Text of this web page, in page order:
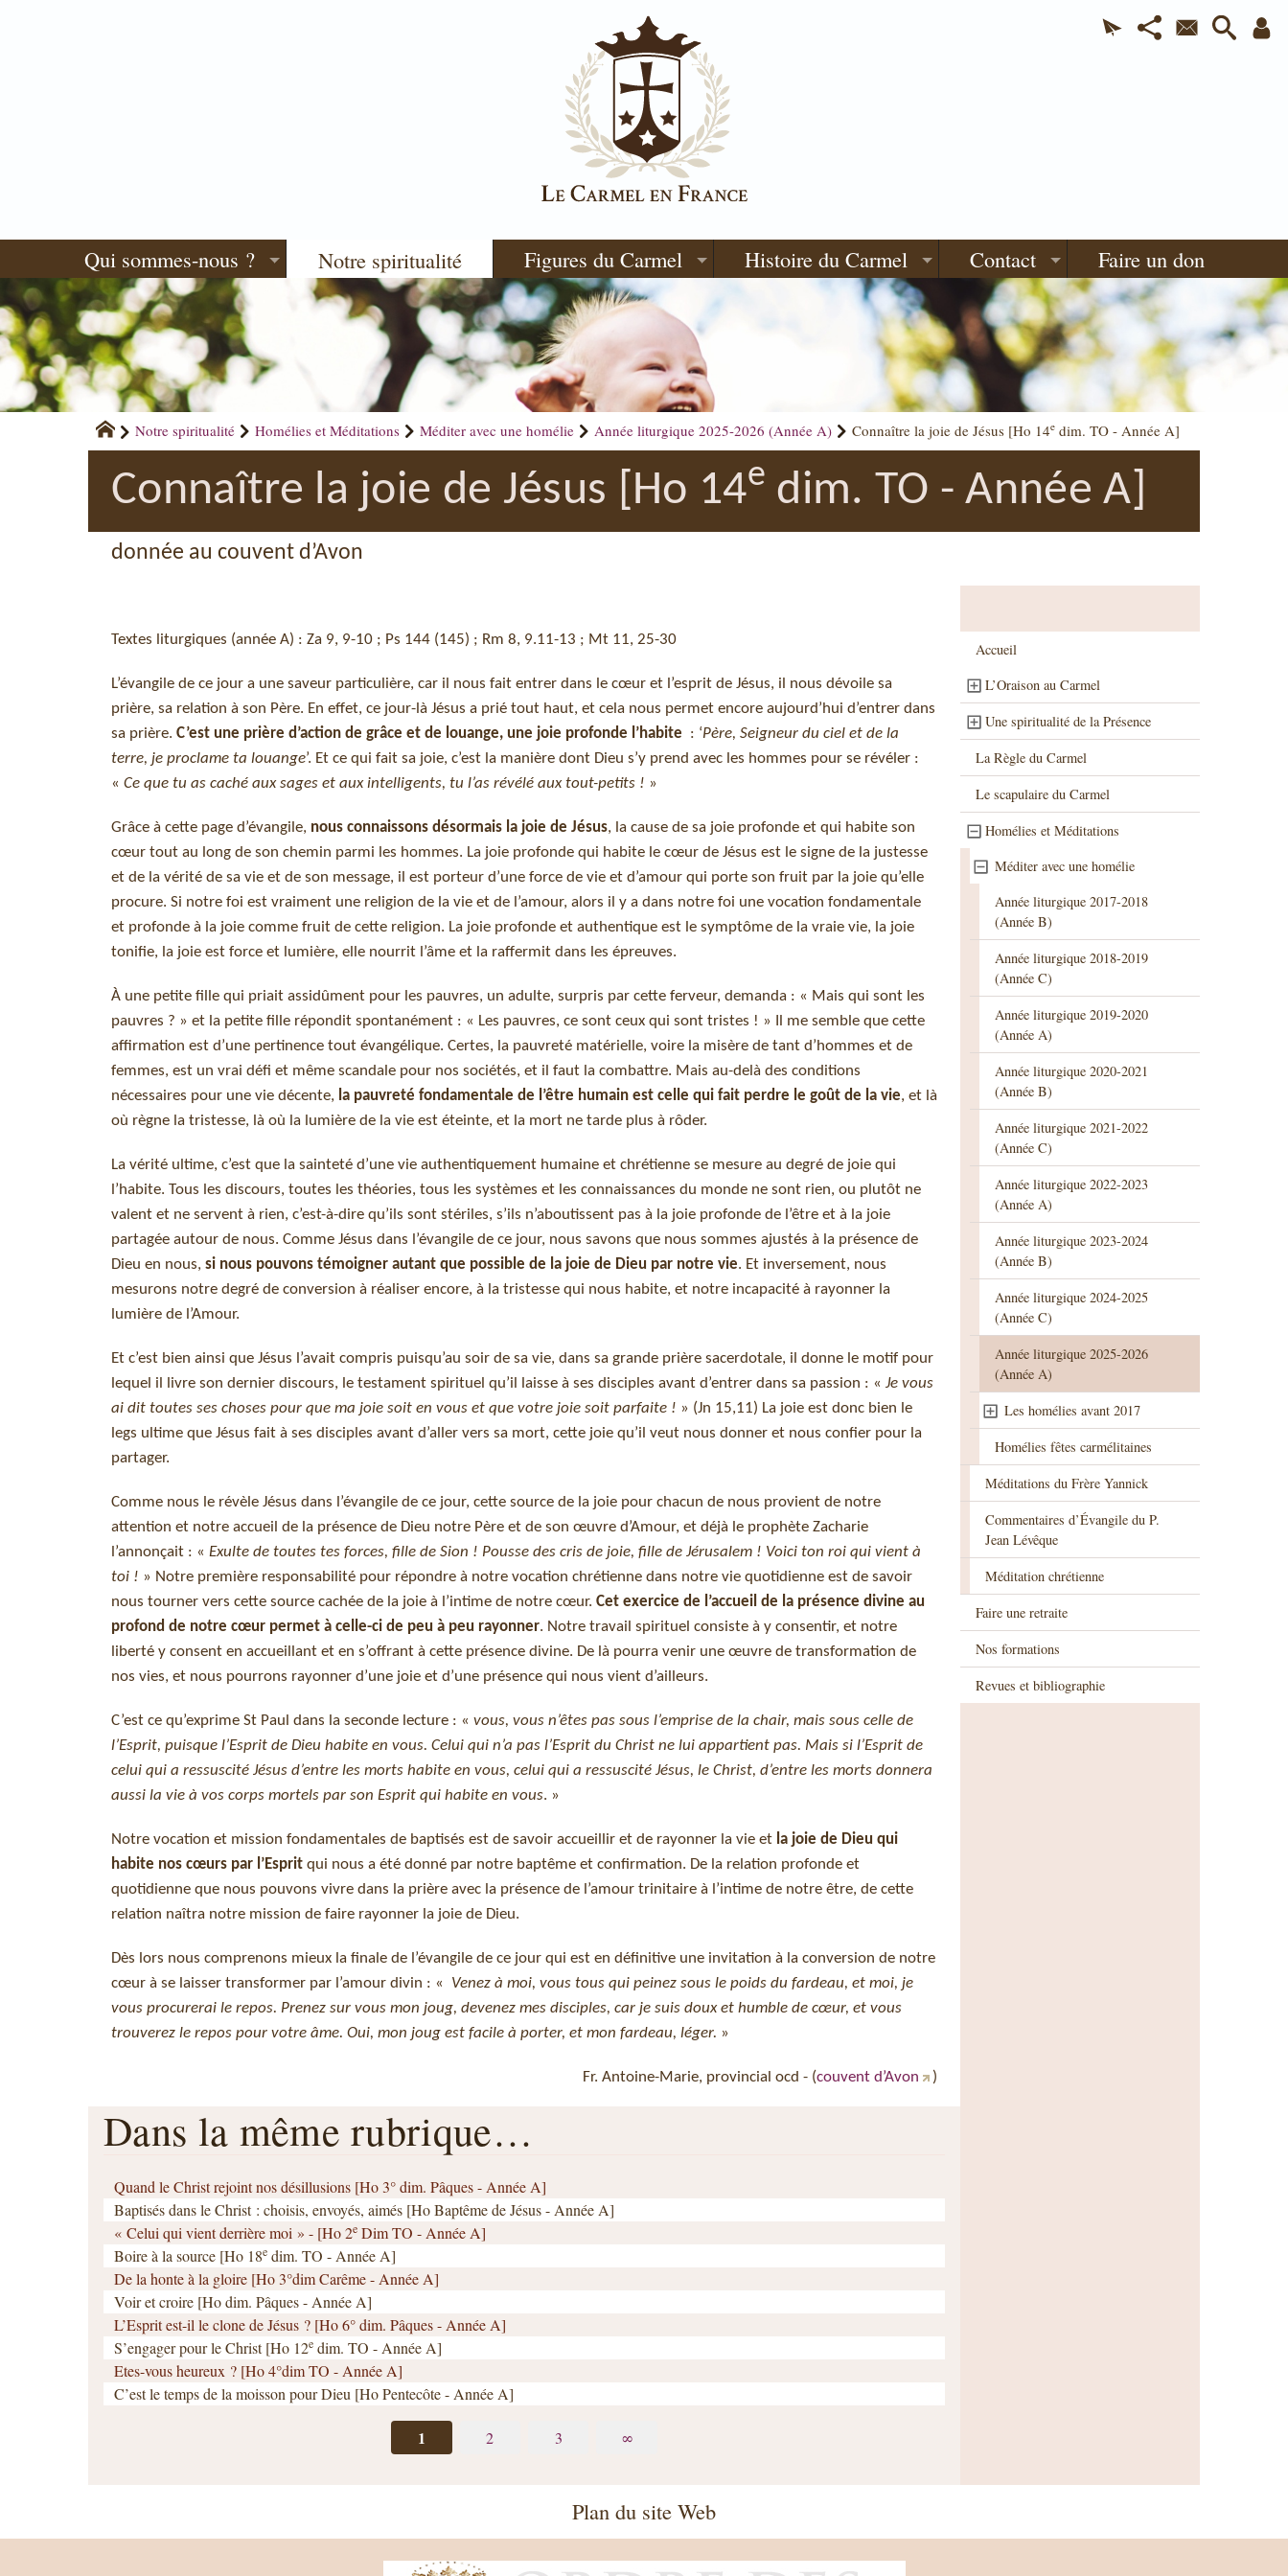
Qui sommes-nous ? Notre spiritualité Figures du Carmel Histoire du Carmel Contact Faire un don
Notre spiritualité Homélies et Méditations Méditer avec une homélie Année liturgique 2025-2026 (Année A) Connaître la joie de Jésus [Ho 14e dim. TO - Année A]
Connaître la joie de Jésus [Ho 14e dim. TO - Année A]
donnée au couvent d’Avon
Textes liturgiques (année A) : Za 9, 9-10 ; Ps 144 (145) ; Rm 8, 9.11-13 ; Mt 11, 25-30
L’évangile de ce jour a une saveur particulière, car il nous fait entrer dans le cœur et l’esprit de Jésus, il nous dévoile sa
prière, sa relation à son Père. En effet, ce jour-là Jésus a prié tout haut, et cela nous permet encore aujourd’hui d’entrer dans
sa prière. C’est une prière d’action de grâce et de louange, une joie profonde l’habite : ‘Père, Seigneur du ciel et de la
terre, je proclame ta louange’. Et ce qui fait sa joie, c’est la manière dont Dieu s’y prend avec les hommes pour se révéler :
« Ce que tu as caché aux sages et aux intelligents, tu l’as révélé aux tout-petits ! »
Grâce à cette page d’évangile, nous connaissons désormais la joie de Jésus, la cause de sa joie profonde et qui habite son
cœur tout au long de son chemin parmi les hommes. La joie profonde qui habite le cœur de Jésus est le signe de la justesse
et de la vérité de sa vie et de son message, il est porteur d’une force de vie et d’amour qui porte son fruit par la joie qu’elle
procure. Si notre foi est vraiment une religion de la vie et de l’amour, alors il y a dans notre foi une vocation fondamentale
et profonde à la joie comme fruit de cette religion. La joie profonde et authentique est le symptôme de la vraie vie, la joie
tonifie, la joie est force et lumière, elle nourrit l’âme et la raffermit dans les épreuves.
À une petite fille qui priait assidûment pour les pauvres, un adulte, surpris par cette ferveur, demanda : « Mais qui sont les
pauvres ? » et la petite fille répondit spontanément : « Les pauvres, ce sont ceux qui sont tristes ! » Il me semble que cette
affirmation est d’une pertinence tout évangélique. Certes, la pauvreté matérielle, voire la misère de tant d’hommes et de
femmes, est un vrai défi et même scandale pour nos sociétés, et il faut la combattre. Mais au-delà des conditions
nécessaires pour une vie décente, la pauvreté fondamentale de l’être humain est celle qui fait perdre le goût de la vie, et là
où règne la tristesse, là où la lumière de la vie est éteinte, et la mort ne tarde plus à rôder.
La vérité ultime, c’est que la sainteté d’une vie authentiquement humaine et chrétienne se mesure au degré de joie qui
l’habite. Tous les discours, toutes les théories, tous les systèmes et les connaissances du monde ne sont rien, ou plutôt ne
valent et ne servent à rien, c’est-à-dire qu’ils sont stériles, s’ils n’aboutissent pas à la joie profonde de l’être et à la joie
partagée autour de nous. Comme Jésus dans l’évangile de ce jour, nous savons que nous sommes ajustés à la présence de
Dieu en nous, si nous pouvons témoigner autant que possible de la joie de Dieu par notre vie. Et inversement, nous
mesurons notre degré de conversion à réaliser encore, à la tristesse qui nous habite, et notre incapacité à rayonner la
lumière de l’Amour.
Et c’est bien ainsi que Jésus l’avait compris puisqu’au soir de sa vie, dans sa grande prière sacerdotale, il donne le motif pour
lequel il livre son dernier discours, le testament spirituel qu’il laisse à ses disciples avant d’entrer dans sa passion : « Je vous
ai dit toutes ses choses pour que ma joie soit en vous et que votre joie soit parfaite ! » (Jn 15,11) La joie est donc bien le
legs ultime que Jésus fait à ses disciples avant d’aller vers sa mort, cette joie qu’il veut nous donner et nous confier pour la
partager.
Comme nous le révèle Jésus dans l’évangile de ce jour, cette source de la joie pour chacun de nous provient de notre
attention et notre accueil de la présence de Dieu notre Père et de son œuvre d’Amour, et déjà le prophète Zacharie
l’annonçait : « Exulte de toutes tes forces, fille de Sion ! Pousse des cris de joie, fille de Jérusalem ! Voici ton roi qui vient à
toi ! » Notre première responsabilité pour répondre à notre vocation chrétienne dans notre vie quotidienne est de savoir
nous tourner vers cette source cachée de la joie à l’intime de notre cœur. Cet exercice de l’accueil de la présence divine au
profond de notre cœur permet à celle-ci de peu à peu rayonner. Notre travail spirituel consiste à y consentir, et notre
liberté y consent en accueillant et en s’offrant à cette présence divine. De là pourra venir une œuvre de transformation de
nos vies, et nous pourrons rayonner d’une joie et d’une présence qui nous vient d’ailleurs.
C’est ce qu’exprime St Paul dans la seconde lecture : « vous, vous n’êtes pas sous l’emprise de la chair, mais sous celle de
l’Esprit, puisque l’Esprit de Dieu habite en vous. Celui qui n’a pas l’Esprit du Christ ne lui appartient pas. Mais si l’Esprit de
celui qui a ressuscité Jésus d’entre les morts habite en vous, celui qui a ressuscité Jésus, le Christ, d’entre les morts donnera
aussi la vie à vos corps mortels par son Esprit qui habite en vous. »
Notre vocation et mission fondamentales de baptisés est de savoir accueillir et de rayonner la vie et la joie de Dieu qui
habite nos cœurs par l’Esprit qui nous a été donné par notre baptême et confirmation. De la relation profonde et
quotidienne que nous pouvons vivre dans la prière avec la présence de l’amour trinitaire à l’intime de notre être, de cette
relation naîtra notre mission de faire rayonner la joie de Dieu.
Dès lors nous comprenons mieux la finale de l’évangile de ce jour qui est en définitive une invitation à la conversion de notre
cœur à se laisser transformer par l’amour divin : «
Venez à moi, vous tous qui peinez sous le poids du fardeau, et moi, je
vous procurerai le repos. Prenez sur vous mon joug, devenez mes disciples, car je suis doux et humble de cœur, et vous
trouverez le repos pour votre âme. Oui, mon joug est facile à porter, et mon fardeau, léger. »
Fr. Antoine-Marie, provincial ocd - (couvent d’Avon )
Dans la même rubrique…
Quand le Christ rejoint nos désillusions [Ho 3° dim. Pâques - Année A]
Baptisés dans le Christ : choisis, envoyés, aimés [Ho Baptême de Jésus - Année A]
« Celui qui vient derrière moi » - [Ho 2e Dim TO - Année A]
Boire à la source [Ho 18e dim. TO - Année A]
De la honte à la gloire [Ho 3°dim Carême - Année A]
Voir et croire [Ho dim. Pâques - Année A]
L’Esprit est-il le clone de Jésus ? [Ho 6° dim. Pâques - Année A]
S’engager pour le Christ [Ho 12e dim. TO - Année A]
Etes-vous heureux ? [Ho 4°dim TO - Année A]
C’est le temps de la moisson pour Dieu [Ho Pentecôte - Année A]
1 2 3 ∞
Accueil
L’Oraison au Carmel
Une spiritualité de la Présence
La Règle du Carmel
Le scapulaire du Carmel
Homélies et Méditations
Méditer avec une homélie
Année liturgique 2017-2018
(Année B)
Année liturgique 2018-2019
(Année C)
Année liturgique 2019-2020
(Année A)
Année liturgique 2020-2021
(Année B)
Année liturgique 2021-2022
(Année C)
Année liturgique 2022-2023
(Année A)
Année liturgique 2023-2024
(Année B)
Année liturgique 2024-2025
(Année C)
Année liturgique 2025-2026
(Année A)
Les homélies avant 2017
Homélies fêtes carmélitaines
Méditations du Frère Yannick
Commentaires d’Évangile du P.
Jean Lévêque
Méditation chrétienne
Faire une retraite
Nos formations
Revues et bibliographie
Plan du site Web